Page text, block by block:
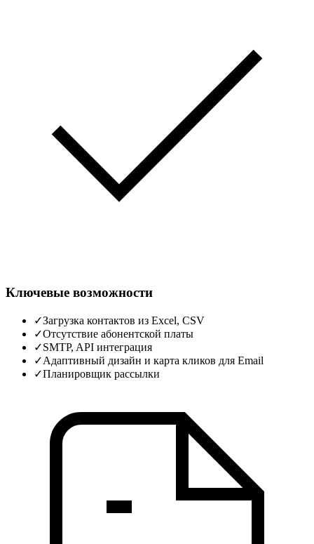
Ключевые возможности
✓Загрузка контактов из Excel, CSV
✓Отсутствие абонентской платы
✓SMTP, API интеграция
✓Адаптивный дизайн и карта кликов для Email
✓Планировщик рассылки